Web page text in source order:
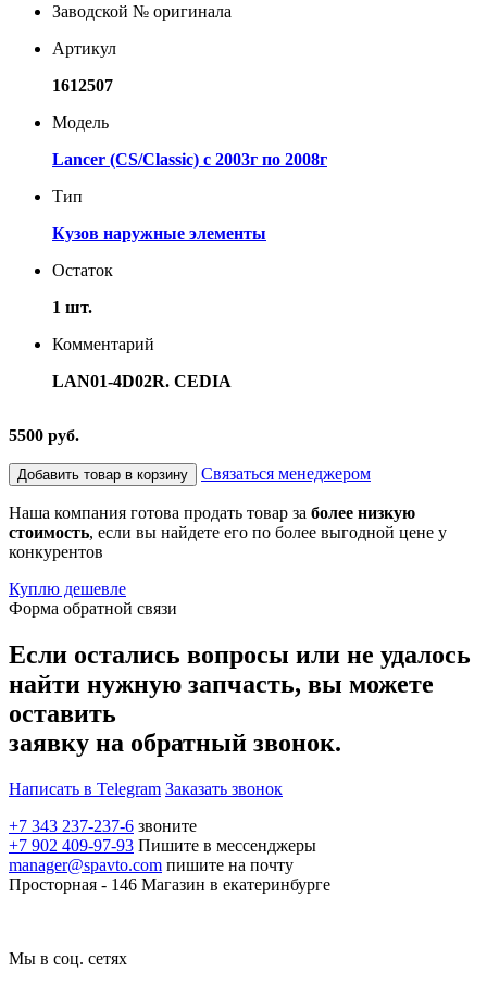
Заводской № оригинала
Артикул
1612507
Модель
Lancer (CS/Classic) с 2003г по 2008г
Тип
Кузов наружные элементы
Остаток
1 шт.
Комментарий
LAN01-4D02R. CEDIA
5500 руб.
Добавить товар в корзину Связаться менеджером
Наша компания готова продать товар за более низкую
стоимость, если вы найдете его по более выгодной цене у
конкурентов
Куплю дешевле
Форма обратной связи
Если остались вопросы или не удалось
найти нужную запчасть, вы можете
оставить
заявку на обратный звонок.
Написать в Telegram Заказать звонок
+7 343 237-237-6 звоните
+7 902 409-97-93 Пишите в мессенджеры
manager@spavto.com пишите на почту
Просторная - 146 Магазин в екатеринбурге
Мы в соц. сетях